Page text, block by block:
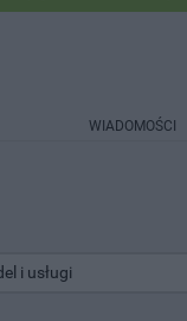
WIADOMOŚCI